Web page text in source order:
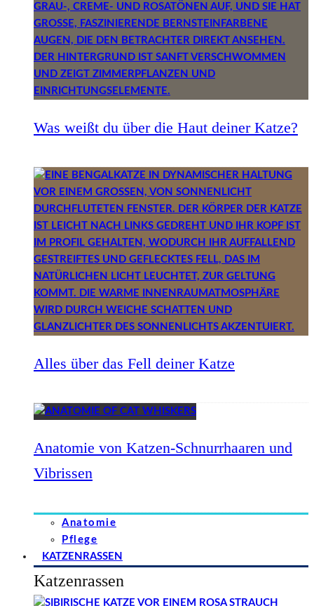
Was weißt du über die Haut deiner Katze?
Alles über das Fell deiner Katze
Anatomie von Katzen-Schnurrhaaren und
Vibrissen
Anatomie
Pflege
KATZENRASSEN
Katzenrassen